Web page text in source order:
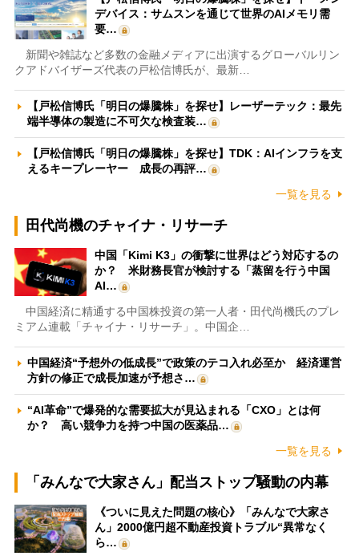
デバイス：サムスンを通じて世界のAIメモリ需
要…
新聞や雑誌など多数の金融メディアに出演するグローバルリン
クアドバイザーズ代表の戸松信博氏が、最新…
【戸松信博氏「明日の爆騰株」を探せ】レーザーテック：最先
端半導体の製造に不可欠な検査装…
【戸松信博氏「明日の爆騰株」を探せ】TDK：AIインフラを支
えるキープレーヤー 成長の再評…
一覧を見る
田代尚機のチャイナ・リサーチ
中国「Kimi K3」の衝撃に世界はどう対応するの
か？ 米財務長官が検討する「蒸留を行う中国
AI…
中国経済に精通する中国株投資の第一人者・田代尚機氏のプレ
ミアム連載「チャイナ・リサーチ」。中国企…
中国経済“予想外の低成長”で政策のテコ入れ必至か 経済運営
方針の修正で成長加速が予想さ…
“AI革命”で爆発的な需要拡大が見込まれる「CXO」とは何
か？ 高い競争力を持つ中国の医薬品…
一覧を見る
「みんなで大家さん」配当ストップ騒動の内幕
《ついに見えた問題の核心》「みんなで大家さ
ん」2000億円超不動産投資トラブル“異常なく
ら…